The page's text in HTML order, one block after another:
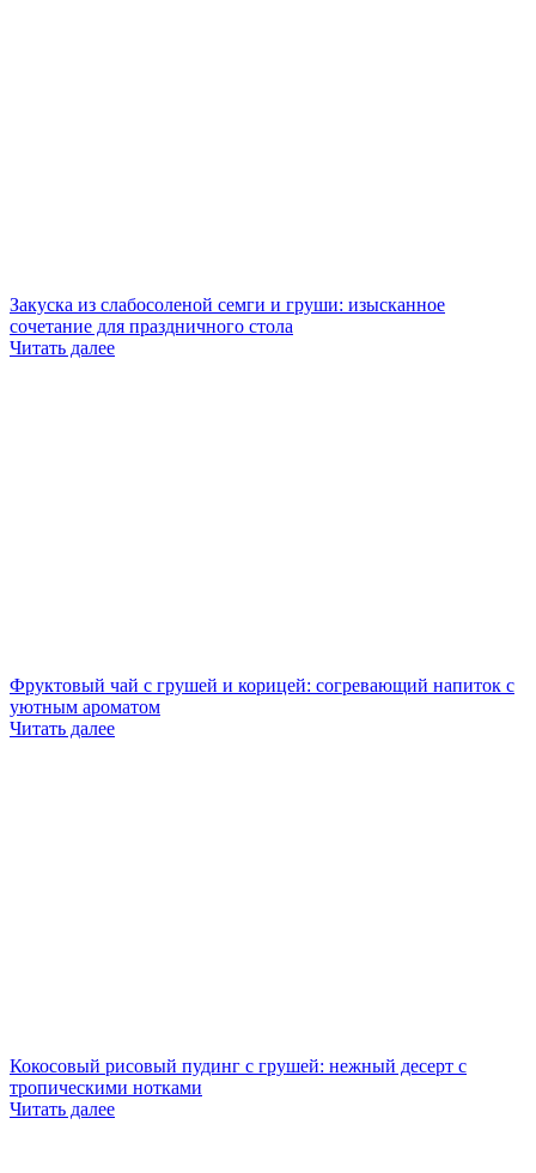
Закуска из слабосоленой семги и груши: изысканное
сочетание для праздничного стола
Читать далее
Фруктовый чай с грушей и корицей: согревающий напиток с
уютным ароматом
Читать далее
Кокосовый рисовый пудинг с грушей: нежный десерт с
тропическими нотками
Читать далее